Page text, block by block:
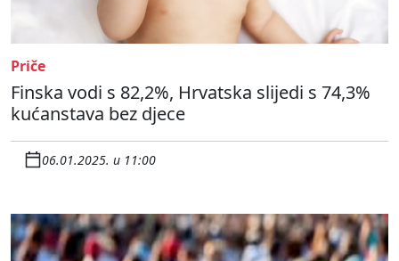
Priče
Finska vodi s 82,2%, Hrvatska slijedi s 74,3%
kućanstava bez djece
06.01.2025. u 11:00